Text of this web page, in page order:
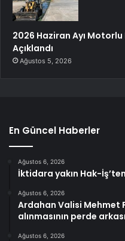
2026 Haziran Ayı
Açıklandı
Ağustos 5, 2026
En Güncel Haberler
Ağustos 6, 2026
İktidara yakın Hak-
Ağustos 6, 2026
Ardahan Valisi Mehmet
alınmasının perde arkası
Ağustos 6, 2026